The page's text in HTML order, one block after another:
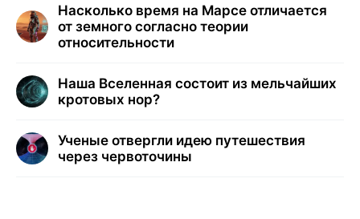
Насколько время на Марсе отличается
от земного согласно теории
относительности
Наша Вселенная состоит из мельчайших
кротовых нор?
Ученые отвергли идею путешествия
через червоточины